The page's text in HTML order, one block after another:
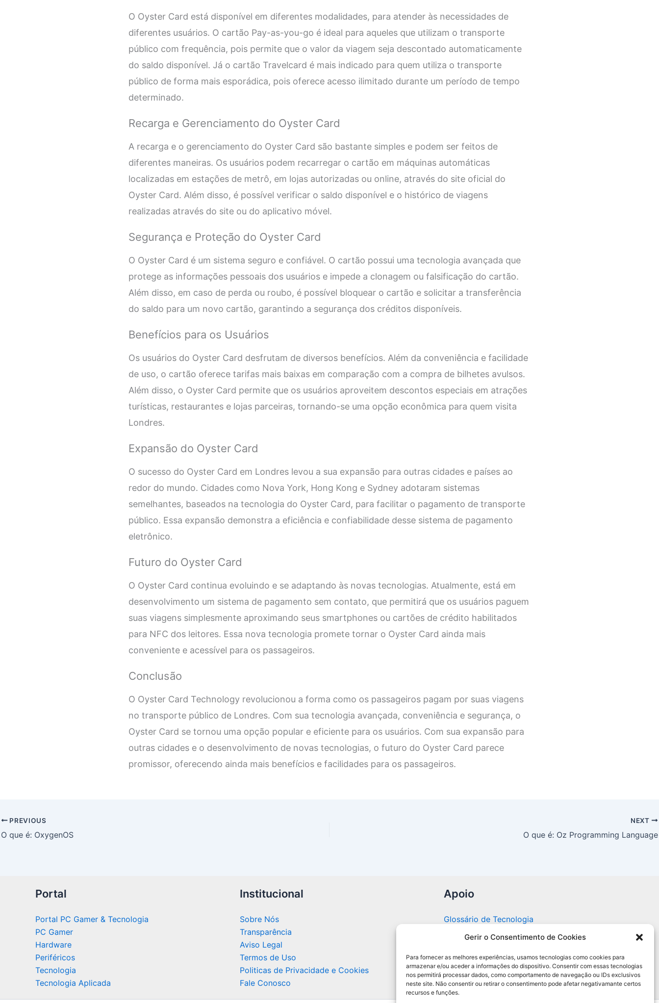
Gerir o Consentimento de Cookies
Para fornecer as melhores experiências, usamos tecnologias como cookies para
armazenar e/ou aceder a informações do dispositivo. Consentir com essas tecnologias
nos permitirá processar dados, como comportamento de navegação ou IDs exclusivos
neste site. Não consentir ou retirar o consentimento pode afetar negativamante certos
recursos e funções.
O Oyster Card está disponível em diferentes modalidades, para atender às necessidades de
diferentes usuários. O cartão Pay-as-you-go é ideal para aqueles que utilizam o transporte
público com frequência, pois permite que o valor da viagem seja descontado automaticamente
do saldo disponível. Já o cartão Travelcard é mais indicado para quem utiliza o transporte
público de forma mais esporádica, pois oferece acesso ilimitado durante um período de tempo
determinado.
Recarga e Gerenciamento do Oyster Card
A recarga e o gerenciamento do Oyster Card são bastante simples e podem ser feitos de
diferentes maneiras. Os usuários podem recarregar o cartão em máquinas automáticas
localizadas em estações de metrô, em lojas autorizadas ou online, através do site oficial do
Oyster Card. Além disso, é possível verificar o saldo disponível e o histórico de viagens
realizadas através do site ou do aplicativo móvel.
Segurança e Proteção do Oyster Card
O Oyster Card é um sistema seguro e confiável. O cartão possui uma tecnologia avançada que
protege as informações pessoais dos usuários e impede a clonagem ou falsificação do cartão.
Além disso, em caso de perda ou roubo, é possível bloquear o cartão e solicitar a transferência
do saldo para um novo cartão, garantindo a segurança dos créditos disponíveis.
Benefícios para os Usuários
Os usuários do Oyster Card desfrutam de diversos benefícios. Além da conveniência e facilidade
de uso, o cartão oferece tarifas mais baixas em comparação com a compra de bilhetes avulsos.
Além disso, o Oyster Card permite que os usuários aproveitem descontos especiais em atrações
turísticas, restaurantes e lojas parceiras, tornando-se uma opção econômica para quem visita
Londres.
Expansão do Oyster Card
O sucesso do Oyster Card em Londres levou a sua expansão para outras cidades e países ao
redor do mundo. Cidades como Nova York, Hong Kong e Sydney adotaram sistemas
semelhantes, baseados na tecnologia do Oyster Card, para facilitar o pagamento de transporte
público. Essa expansão demonstra a eficiência e confiabilidade desse sistema de pagamento
eletrônico.
Futuro do Oyster Card
O Oyster Card continua evoluindo e se adaptando às novas tecnologias. Atualmente, está em
desenvolvimento um sistema de pagamento sem contato, que permitirá que os usuários paguem
suas viagens simplesmente aproximando seus smartphones ou cartões de crédito habilitados
para NFC dos leitores. Essa nova tecnologia promete tornar o Oyster Card ainda mais
conveniente e acessível para os passageiros.
Conclusão
O Oyster Card Technology revolucionou a forma como os passageiros pagam por suas viagens
no transporte público de Londres. Com sua tecnologia avançada, conveniência e segurança, o
Oyster Card se tornou uma opção popular e eficiente para os usuários. Com sua expansão para
outras cidades e o desenvolvimento de novas tecnologias, o futuro do Oyster Card parece
promissor, oferecendo ainda mais benefícios e facilidades para os passageiros.
PREVIOUS
O que é: OxygenOS
NEXT
O que é: Oz Programming Language
Portal
Portal PC Gamer & Tecnologia
PC Gamer
Hardware
Periféricos
Tecnologia
Tecnologia Aplicada
Institucional
Sobre Nós
Transparência
Aviso Legal
Termos de Uso
Politicas de Privacidade e Cookies
Fale Conosco
Apoio
Glossário de Tecnologia
Portal editorial independente sobre tecnologia,
PC Gamer e guias práticos.